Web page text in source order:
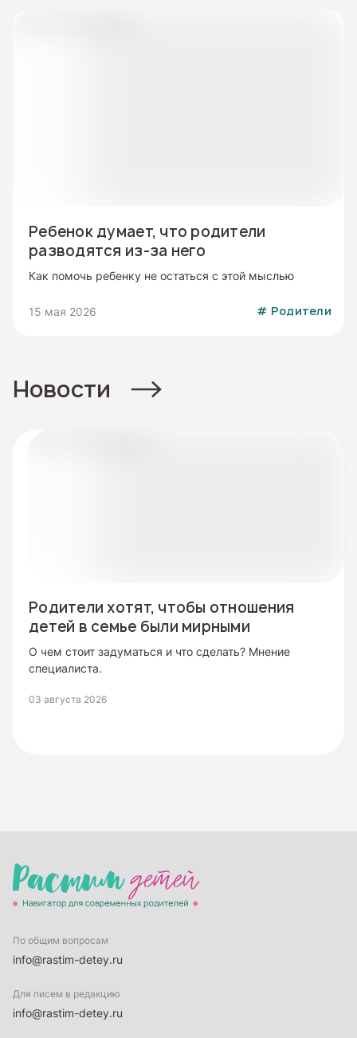
Ребенок думает, что родители
разводятся из-за него
Как помочь ребенку не остаться с этой мыслью
15 мая 2026 # Родители
Новости
Родители хотят, чтобы отношения
детей в семье были мирными
О чем стоит задуматься и что сделать? Мнение
специалиста.
03 августа 2026
По общим вопросам
info@rastim-detey.ru
Для писем в редакцию
info@rastim-detey.ru